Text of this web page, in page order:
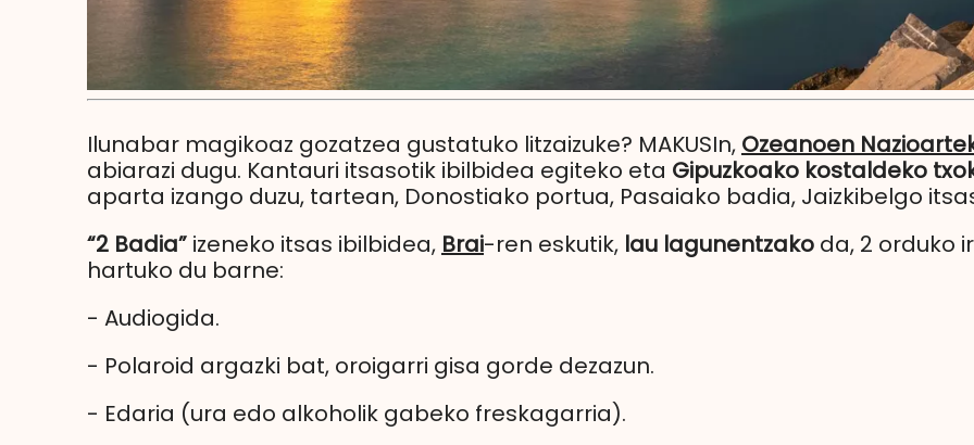
Ilunabar magikoaz gozatzea gustatuko litzaizuke? MAKUSIn, Ozeanoen
abiarazi dugu. Kantauri itsasotik ibilbidea egiteko eta Gipuzkoako kostaldeko
aparta izango duzu, tartean, Donostiako portua, Pasaiako badia, Jaizkibelgo
“2 Badia” izeneko itsas ibilbidea, Brai-ren eskutik, lau lagunentzako da, 2 orduko
hartuko du barne:
- Audiogida.
- Polaroid argazki bat, oroigarri gisa gorde dezazun.
- Edaria (ura edo alkoholik gabeko freskagarria).